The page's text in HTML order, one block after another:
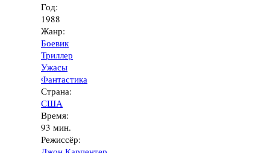
Год:
1988
Жанр:
Боевик
Триллер
Ужасы
Фантастика
Страна:
США
Время:
93 мин.
Режиссёр: